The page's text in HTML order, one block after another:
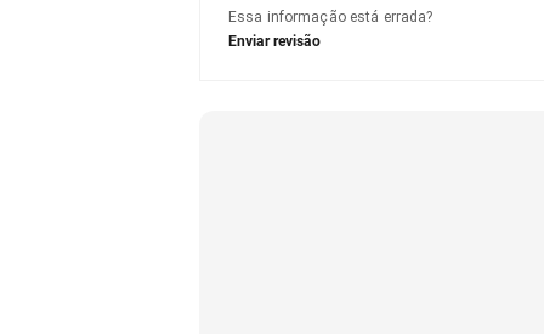
Essa informação está errada?
Enviar revisão